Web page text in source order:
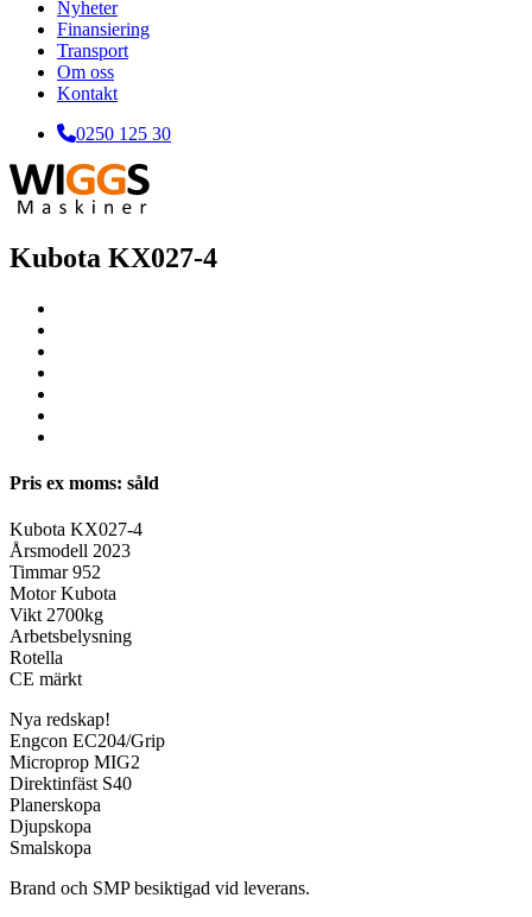
Nyheter
Finansiering
Transport
Om oss
Kontakt
0250 125 30
Kubota KX027-4
Pris ex moms: såld
Kubota KX027-4
Årsmodell 2023
Timmar 952
Motor Kubota
Vikt 2700kg
Arbetsbelysning
Rotella
CE märkt
Nya redskap!
Engcon EC204/Grip
Microprop MIG2
Direktinfäst S40
Planerskopa
Djupskopa
Smalskopa
Brand och SMP besiktigad vid leverans.